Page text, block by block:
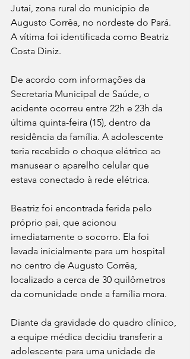
Jutaí, zona rural do município de
Augusto Corrêa, no nordeste do Pará.
A vítima foi identificada como Beatriz
Costa Diniz.
De acordo com informações da
Secretaria Municipal de Saúde, o
acidente ocorreu entre 22h e 23h da
última quinta-feira (15), dentro da
residência da família. A adolescente
teria recebido o choque elétrico ao
manusear o aparelho celular que
estava conectado à rede elétrica.
Beatriz foi encontrada ferida pelo
próprio pai, que acionou
imediatamente o socorro. Ela foi
levada inicialmente para um hospital
no centro de Augusto Corrêa,
localizado a cerca de 30 quilômetros
da comunidade onde a família mora.
Diante da gravidade do quadro clínico,
a equipe médica decidiu transferir a
adolescente para uma unidade de